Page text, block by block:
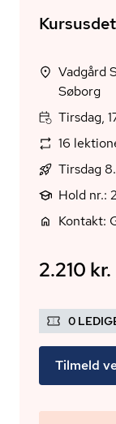
Vadgård
Søborg
Tirsdag,
16
Tirsdag
Hold nr.:
Kontakt:
2.210 kr.
0
Tilmeld